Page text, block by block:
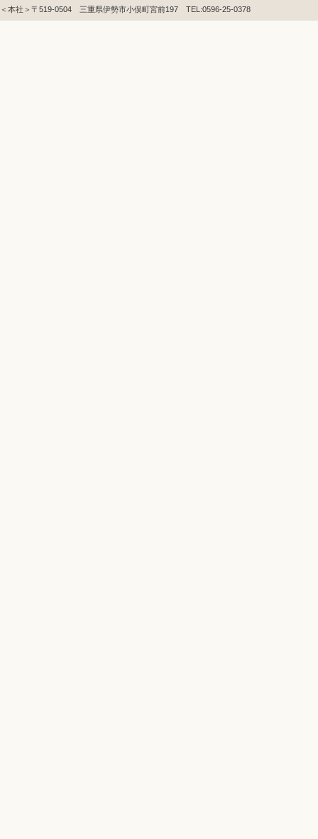
＜本社＞〒519-0504 三重県伊勢市小俣町宮前197 TEL:0596-25-0378